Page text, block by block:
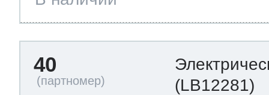
40
(LB12281)